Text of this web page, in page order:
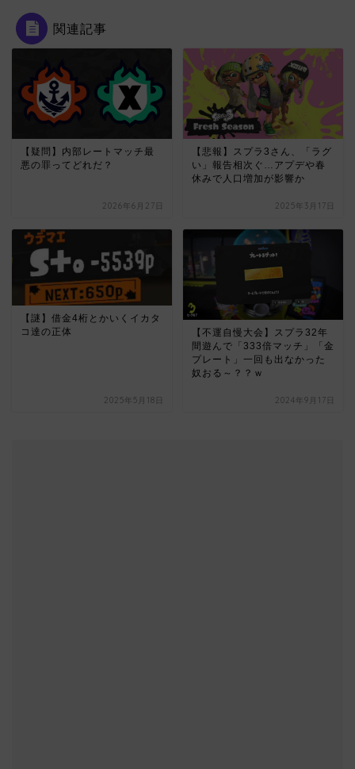
関連記事
【疑問】内部レートマッチ最
悪の罪ってどれだ？
2026年6月27日
【悲報】スプラ3さん、「ラグ
い」報告相次ぐ…アプデや春
休みで人口増加が影響か
2025年3月17日
【謎】借金4桁とかいくイカタ
コ達の正体
2025年5月18日
【不運自慢大会】スプラ32年
間遊んで「333倍マッチ」「金
プレート」一回も出なかった
奴おる～？？ｗ
2024年9月17日